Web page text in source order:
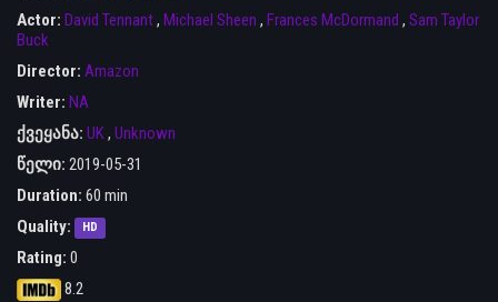
Actor: David Tennant, Michael Sheen , Frances McDormand , Sam Taylor
Buck
Director: Amazon
Writer: NA
ქვეყანა: UK , Unknown
წელი: 2019-05-31
Duration: 60 min
Quality:
HD
Rating: 0
8.2